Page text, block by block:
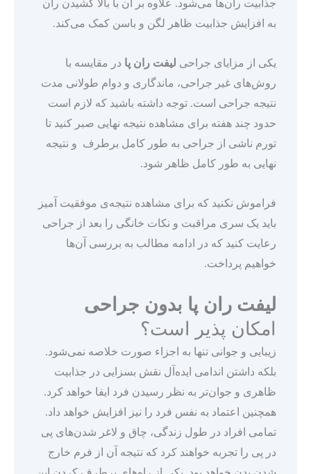
جذابیت ران‌ها می‌‌شود. علاوه بر آن با بالا کشیدن ران
به افزایش جذابیت ظاهر لگن و باسن کمک می‌کند.
یکی از مزایای جراحی لیفت ران پا در مقایسه با
روش‎‌های غیر جراحی، ماندگاری و دوام طولانی مدت
نتیجه جراحی است. توجه داشته باشید که لازم است
حدود چند هفته برای مشاهده نتیجه نهایی صبر کنید تا
تورم ناشی از جراحی به طور کامل برطرف و نتیجه
نهایی به طور کامل ظاهر شود.
فراموش نکنید که برای مشاهده نتیجه‌ی موفقیت آمیز
باید یک سری مراقبت و نکات خانگی را بعد از جراحی
رعایت کنید که در ادامه مطالب به بررسی آن‌ها
خواهیم پرداخت.
لیفت ران پا بدون جراحی
امکان پذیر است؟
زیبایی و جوانی تنها به اجزاء صورت خلاصه نمی‌شود.
بلکه داشتن اندامی ایده‌آل نقش بسزایی در جذابیت
ظاهری و جوان‌تر به نظر رسیدن فرد ایفا خواهد کرد.
همچنین اعتماد به نفس فرد را نیز افزایش خواهد داد.
تمامی افراد در طول زندگی، چاق و لاغر شدن‌های پی‌
در پی را تجربه خواهند کرد که نتیجه آن از فرم خارج